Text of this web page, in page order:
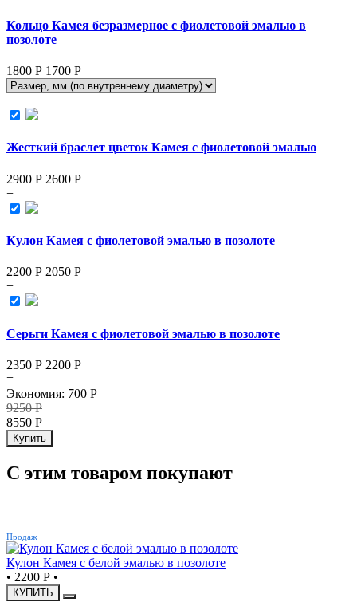
Кольцо Камея безразмерное с фиолетовой эмалью в
позолоте
1800 Р 1700 Р
+
Жесткий браслет цветок Камея с фиолетовой эмалью
2900 Р 2600 Р
+
Кулон Камея с фиолетовой эмалью в позолоте
2200 Р 2050 Р
+
Серьги Камея с фиолетовой эмалью в позолоте
2350 Р 2200 Р
=
Экономия: 700 Р
9250Р
8550 Р
Купить
С этим товаром покупают
Продаж
Кулон Камея с белой эмалью в позолоте
• 2200 Р •
КУПИТЬ